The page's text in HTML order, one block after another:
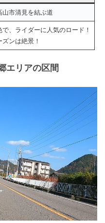
山市清見を結ぶ道
、ライダーに人気のロード！
ンは絶景！
エリアの区間